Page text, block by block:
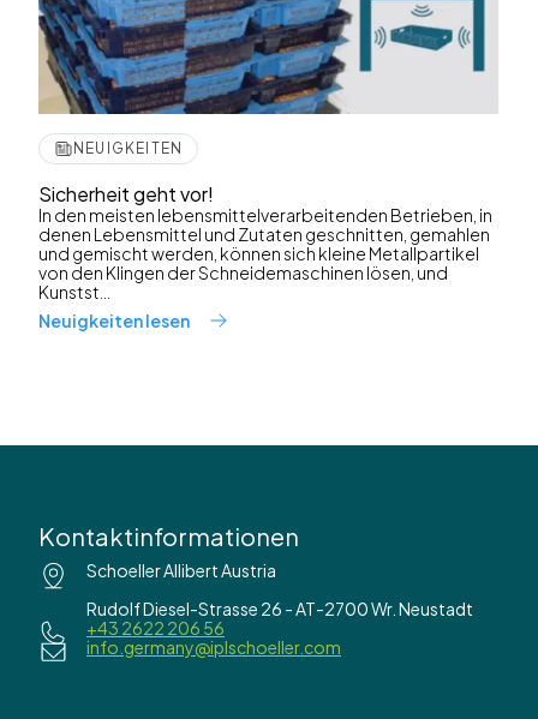
NEUIGKEITEN
Sicherheit geht vor!
In den meisten lebensmittelverarbeitenden Betrieben, in
denen Lebensmittel und Zutaten geschnitten, gemahlen
und gemischt werden, können sich kleine Metallpartikel
von den Klingen der Schneidemaschinen lösen, und
Kunstst...
Neuigkeiten lesen
Kontaktinformationen
Schoeller Allibert Austria
Rudolf Diesel-Strasse 26 - AT-2700 Wr. Neustadt
+43 2622 206 56
info.germany@iplschoeller.com